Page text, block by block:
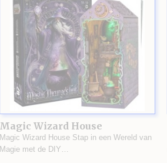
Magic Wizard House
Magic Wizard House Stap in een Wereld van
Magie met de DIY…